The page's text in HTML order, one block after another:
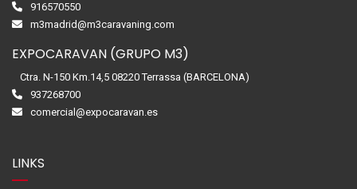
916570550
m3madrid@m3caravaning.com
EXPOCARAVAN (GRUPO M3)
Ctra. N-150 Km.14,5 08220 Terrassa (BARCELONA)
937268700
comercial@expocaravan.es
LINKS